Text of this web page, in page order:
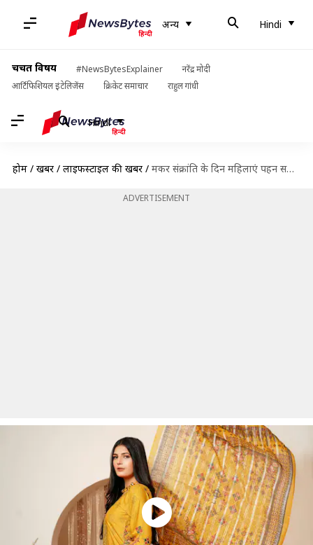
अन्य Hindi
चर्चित विषय #NewsBytesExplainer
नरेंद्र मोदी
आर्टिफिशियल इंटेलिजेंस
क्रिकेट समाचार राहुल गांधी
Hindi
होम / खबरें / लाइफस्टाइल की खबरें / मकर संक्रांति के दिन महिलाएं पहन सकती हैं ये पीले कपड़े, दिखेंगी सबसे शानदार
ADVERTISEMENT